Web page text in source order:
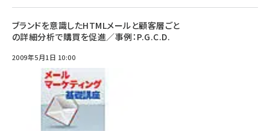
ブランドを意識したHTMLメールと顧客層ごと
の詳細分析で購買を促進／事例：P.G.C.D.
2009年5月1日 10:00